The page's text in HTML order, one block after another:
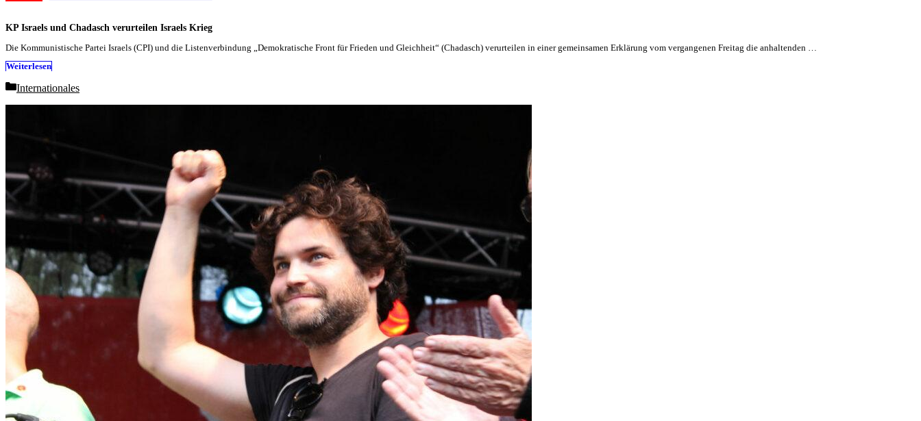
KP Israels und Chadasch verurteilen Israels Krieg
Die Kommunistische Partei Israels (CPI) und die Listenverbindung „Demokratische Front für Frieden und Gleichheit“ (Chadasch) verurteilen in einer gemeinsamen Erklärung vom vergangenen Freitag die anhaltenden …
Weiterlesen
Categories
Internationales